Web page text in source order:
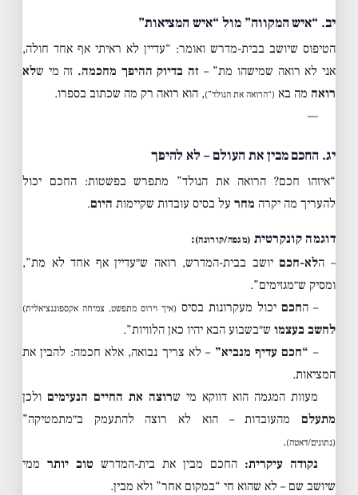
יב. “איש המקווה” מול “איש המציאות”
הטיפוס שיושב בבית-מדרש ואומר: “עדיין לא ראיתי אף אחד חולה,
אני לא רואה שמישהו מת” – זה בדיוק ההיפך מחכמה. זה מי שלא
רואה מה בא (“הרואה את הנולד”), הוא רואה רק מה שכתוב בספרו.
—
יג. החכם מבין את העולם – לא להיפך
“איזהו חכם? הרואה את הנולד” מתפרש בפשטות: החכם יכול
להעריך מה יקרה מחר על בסיס עובדות שקיימות היום.
דוגמה קונקרטית (מגפה/קורונה):
– הלא-חכםיושב בבית-המדרש, רואה ש״עדיין אף אחד לא מת”,
ומסיק ש״מגזימים”.
– החכם יכול מעקרונות בסיס (איך וירוס מתפשט, צמיחה אקספוננציאלית)
לחשב בעצמו ש״בשבוע הבא יהיו כאן הלוויות”.
– “חכם עדיף מנביא” – לא צריך נבואה, אלא חכמה: להבין את
המציאות.
מעוות המגמה הוא דווקא מי שרוצה את החיים הנעימים ולכן
מתעלם מהעובדות – הוא לא רוצה להתעמק ב״מתמטיקה”
(נתונים/דאטה).
נקודה עיקרית: החכם מבין את בית-המדרש טוב יותר ממי
שיושב שם – לא שהוא חי “במקום אחר” ולא מבין.